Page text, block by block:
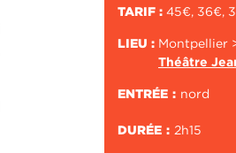
TARIF : 45€, 36€,
LIEU : Montpellier
Théâtre
ENTRÉE nord
DURÉE 2h15